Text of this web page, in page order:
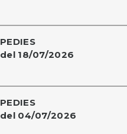
PEDIES
del 18/07/2026
PEDIES
del 04/07/2026